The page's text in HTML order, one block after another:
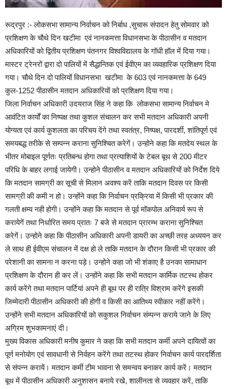
रूद्रपुर :- लोकसभा सामान्य निर्वाचन को निर्बाध ,सुचारू संपादन हेतु सोमवार को
प्रशिक्षण के चौथे दिन खटीमा एवं नानकमत्ता विधानसभा के पीठासीन व मतदान
अधिकारियों को द्वितीय प्रशिक्षण पंतनगर विश्वविद्यालय के गॉधी हॉल में दिया गया।
मास्टर ट्रेनरों द्वारा दो पालियों में सैद्धान्तिक एवं ईवीएम का व्यवहारिक प्रशिक्षण दिया
गया। चौथे दिन दो पालियों विधानसभा खटीमा के 603 एवं नानकमत्ता के 649
कुल-1252 पीठासीन मतदान अधिकारियों को प्रशिक्षण दिया गया।
जिला निर्वाचन अधिकारी उदयराज सिंह ने कहा कि लोकसभा सामान्य निर्वाचन मे
आवंटित कार्यों का निष्पक्ष तथा कुशल संचालन कर सभी मतदान अधिकारी अपनी
योग्यता एवं कार्य कुशलता का परिचय देंगे तथा स्वतंत्र, निष्पक्ष, पारदर्शी, शांतिपूर्ण एवं
समयबद्ध तरीके से सम्पन्न कराना सुनिश्चित करेगें। उन्होने कहा कि मतदेय स्थल के
भीतर मोबाइल पूर्णतः प्रतिबन्ध होगा तथा प्रत्याशियों के टेबल बूथ से 200 मीटर
परिधि के बाहर लगाई जायेगी। उन्होने पीठासीन व मतदान अधिकारियों को निर्देश दिये
कि मतदान सामग्री का सूची से मिलान अवश्य करें ताकि मतदान दिवस पर किसी
सामग्री की कमी न हो। उन्होंने कहा कि निर्वाचन प्रक्रिया में किसी भी प्रकार की
गलती क्षम्य नही होगी। उन्होंने कहा कि मतदान से पूर्व मॉकपोल अनिवार्य रूप से
करायेगें तथा निर्धारित समय प्रातः 7 बजे से मतदान प्रारम्भ कराना सुनिश्चित
करेगें। उन्होने कहा कि पीठासीन अधिकारी अपनी डायरी का अच्छी तरह अध्ययन कर
ले साथ ही ईवीएम संचालन में दक्ष हो ले ताकि मतदान के दौरान किसी भी प्रकार की
परेशानी का सामना न करना पड़े। उन्होने कहा जो भी शंकाए है उनका सामाधान
प्रशिक्षण के दौरान ही कर लें। उन्होंने कहा कि सभी मतदान कार्मिक तटस्थ होकर
कार्य करेंगे तथा मतदान पार्टियां अपने ही बूथ पर ही रात्रि विश्राम करेंगे इसकी
जिम्मेदारी पीठासीन अधिकारी की होगी व किसी का आतिथ्य स्वीकार नहीं करेंगे।
उन्होंने सभी मतदान अधिकारियों को सकुशल निर्वाचन संम्पन्न कराये जाने के लिए
अग्रिम शुभकामनाएं दी।
मुख्य विकास अधिकारी मनीष कुमार ने कहा कि सभी मतदान कर्मी अपने दायित्वों का
पूर्ण मनोयोग एवं सावधानी से निर्वहन करेंगे तथा तटस्थ होकर निर्वाचन कार्य पारदर्शिता
से संपन्न करायें। मतदान कर्मी टीम भावना से समन्वय बनाकर कार्य करें। मतदान
बूथ में पीठासीन अधिकारी अनुशासन बनाये रखे, शालीनता से व्यवहार करें, ताकि